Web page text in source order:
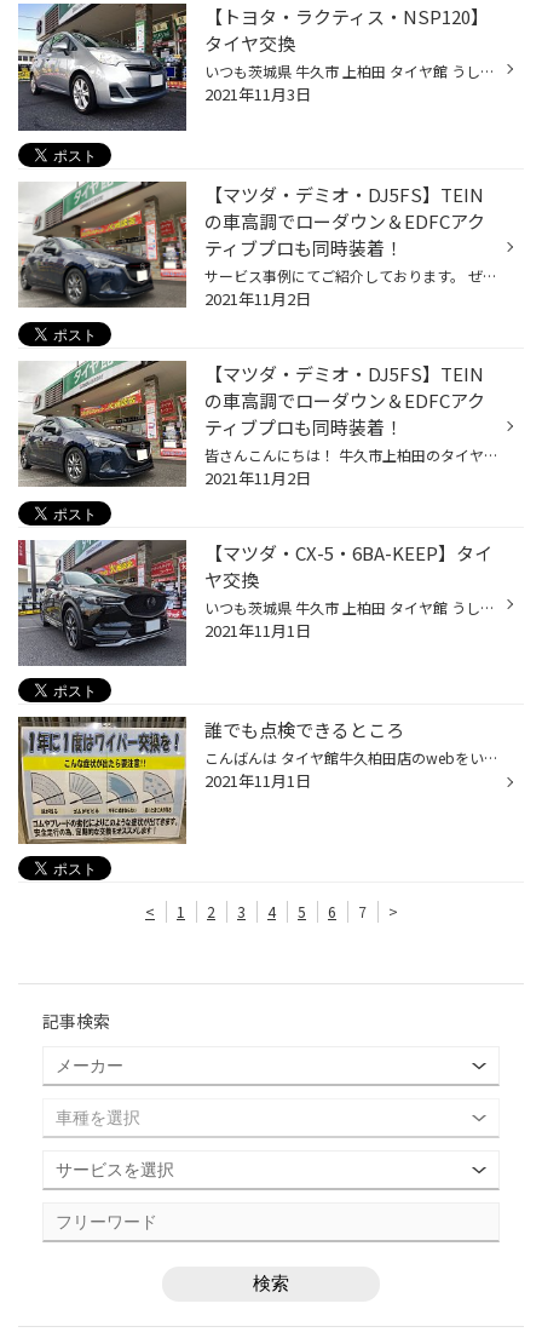
【トヨタ・ラクティス・NSP120】
タイヤ交換
いつも茨城県 牛久市 上柏田 タイヤ館 うしく上柏田店のWebを御覧の皆様ありがとうございます！ 本日はTOYOTA RACTISのタイヤ交換をご紹介します！ 取り付けさせて頂いた商品 SRIBERLING SL201 175/60R16 セイバーリングは、かつてはアメリカの会社でしたが、現在はブリヂストン傘下のタイヤブラ...
2021年11月3日
【マツダ・デミオ・DJ5FS】TEIN
の車高調でローダウン＆EDFCアク
ティブプロも同時装着！
サービス事例にてご紹介しております。 ぜひご覧ください！
2021年11月2日
【マツダ・デミオ・DJ5FS】TEIN
の車高調でローダウン＆EDFCアク
ティブプロも同時装着！
皆さんこんにちは！ 牛久市上柏田のタイヤ館うしく上柏田店 担当：隅内です。 今回は、T様がお乗りのこちらのお車をご紹介します！ ご紹介するお車【マツダ・デミオ・DJ5FS】 そして、お取り付けした商品がこちら！ お取り付けした商品【TEIN・FLEX Z＆EDFCアクティブPRO】 当店一番人気の車高調キ...
2021年11月2日
【マツダ・CX-5・6BA-KEEP】タイ
ヤ交換
いつも茨城県 牛久市 上柏田 タイヤ館 うしく上柏田店のWebを御覧の皆様ありがとうございます！ 今回はマツダのCX-5のタイヤ交換をさせて頂きました！ 今回お取付けさせて頂いたタイヤの紹介 DUELER H/L 850 size:225/55R19 今回はこちらのブリヂストンのDUELERはSUVに合わせてたタイヤで特に低燃費...
2021年11月1日
誰でも点検できるところ
こんばんは タイヤ館牛久柏田店のwebをいつもご覧いただきありがとうございます。 タイヤ館牛久柏田店の平塚です！ 今回誰でも点検できるワイパーについてご紹介させていただきます。 まず上の写真にある症状がでたら要交換のサインで、他にもゴムにひび割れが入っていたりゴムが切れていたりなどす...
2021年11月1日
< 1 2 3 4 5 6 7 >
記事検索